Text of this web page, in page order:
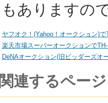
もありますの
ヤフオク！(Yahoo！オークション)で
楽天市場スーパーオークションで
DeNAオークション(旧ビッダーズオ
関連するページ